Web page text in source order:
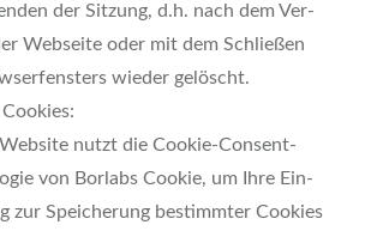
der Sit­zung, d.h. nach dem Ver­
Web­sei­te oder mit dem Schlie­ßen
wie­der gelöscht.
nutzt die Coo­kie-Con­sent-
von Borlabs Coo­kie, um Ihre Ein­
zur Spei­che­rung bestimm­ter Coo­kies